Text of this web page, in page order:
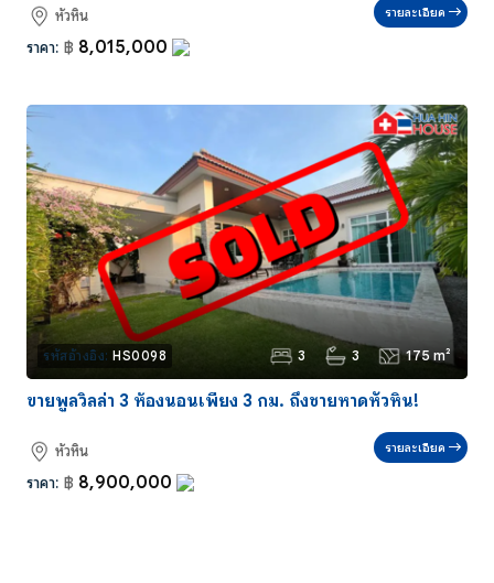
หัวหิน
ราคา: ฿ 8,015,000
รายละเอียด
รหัสอ้างอิง: HS0098 3 3 175 m²
ขายพูลวิลล่า 3 ห้องนอนเพียง 3 กม. ถึงชายหาดหัวหิน!
หัวหิน
ราคา: ฿ 8,900,000
รายละเอียด